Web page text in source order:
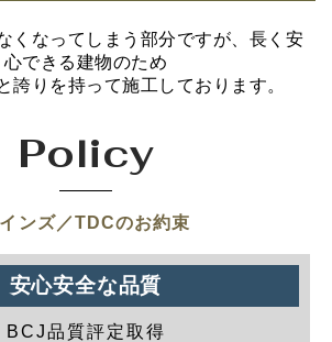
くなってしまう部分ですが、長く安
心できる建物のため
誇りを持って施工しております。
Policy
ンズ／TDCのお約束
安心安全な品質
BCJ品質評定取得